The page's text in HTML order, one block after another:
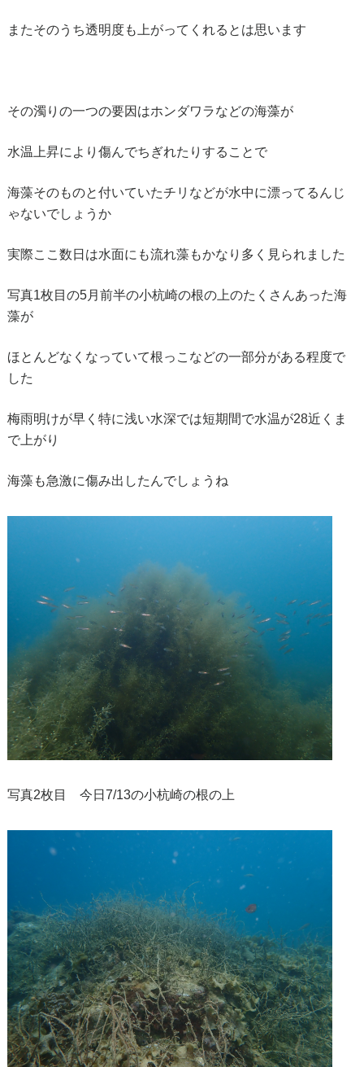
またそのうち透明度も上がってくれるとは思います
その濁りの一つの要因はホンダワラなどの海藻が
水温上昇により傷んでちぎれたりすることで
海藻そのものと付いていたチリなどが水中に漂ってるんじ
ゃないでしょうか
実際ここ数日は水面にも流れ藻もかなり多く見られました
写真1枚目の5月前半の小杭崎の根の上のたくさんあった海
藻が
ほとんどなくなっていて根っこなどの一部分がある程度で
した
梅雨明けが早く特に浅い水深では短期間で水温が28近くま
で上がり
海藻も急激に傷み出したんでしょうね
写真2枚目 今日7/13の小杭崎の根の上